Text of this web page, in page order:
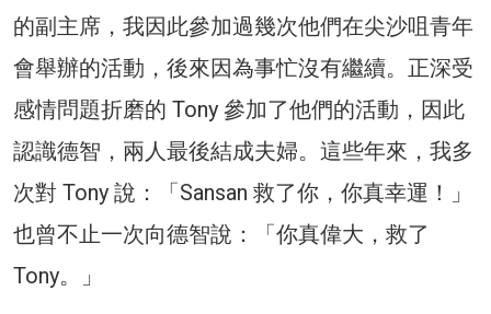
的副主席，我因此參加過幾次他們在尖沙咀青年
會舉辦的活動，後來因為事忙沒有繼續。正深受
感情問題折磨的 Tony 參加了他們的活動，因此
認識德智，兩人最後結成夫婦。這些年來，我多
次對 Tony 說：「Sansan 救了你，你真幸運！」
也曾不止一次向德智說：「你真偉大，救了
Tony。」